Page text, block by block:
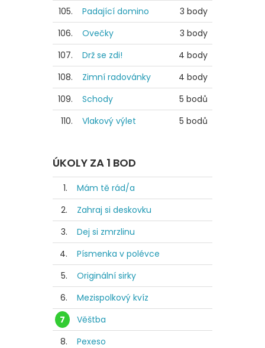
105.
Padající domino
3 body
106.
Ovečky
3 body
107.
Drž se zdi!
4 body
108.
Zimní radovánky
4 body
109.
Schody
5 bodů
110.
Vlakový výlet 5 bodů
ÚKOLY ZA 1 BOD
1.
Mám tě rád/a
2.
Zahraj si deskovku
3.
Dej si zmrzlinu
4.
Písmenka v polévce
5.
Originální sirky
6.
Mezispolkový kvíz
7
Věštba
8.
Pexeso